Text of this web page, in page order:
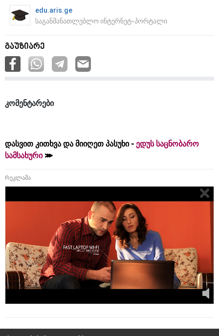
edu.aris.ge
საგანმანათლებლო ინტერნეტ-პორტალი
გაუზიარე
კომენტარები
დასვით კითხვა და მიიღეთ პასუხი - ედუს საცნობარო
სამსახური
რეკლამა